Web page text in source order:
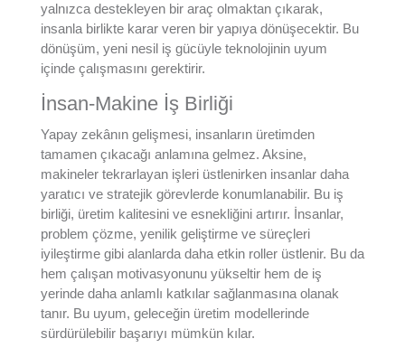
yalnızca destekleyen bir araç olmaktan çıkarak,
insanla birlikte karar veren bir yapıya dönüşecektir. Bu
dönüşüm, yeni nesil iş gücüyle teknolojinin uyum
içinde çalışmasını gerektirir.
İnsan-Makine İş Birliği
Yapay zekânın gelişmesi, insanların üretimden
tamamen çıkacağı anlamına gelmez. Aksine,
makineler tekrarlayan işleri üstlenirken insanlar daha
yaratıcı ve stratejik görevlerde konumlanabilir. Bu iş
birliği, üretim kalitesini ve esnekliğini artırır. İnsanlar,
problem çözme, yenilik geliştirme ve süreçleri
iyileştirme gibi alanlarda daha etkin roller üstlenir. Bu da
hem çalışan motivasyonunu yükseltir hem de iş
yerinde daha anlamlı katkılar sağlanmasına olanak
tanır. Bu uyum, geleceğin üretim modellerinde
sürdürülebilir başarıyı mümkün kılar.